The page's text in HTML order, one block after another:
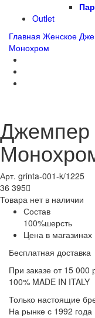
Outlet
Главная Женское
Монохром
Арт. grinta-001-k/1225
36 395
Товара нет в наличии
Состав
100%шерсть
Цена в магазинах
Бесплатная доставка
При заказе от 15 000
100% MADE IN ITALY
Только настоящие
На рынке с 1992 года